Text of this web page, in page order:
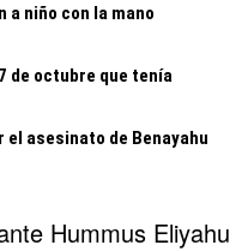
niño con la mano
de octubre que tenía
asesinato de Benayahu
Hummus Eliyahu